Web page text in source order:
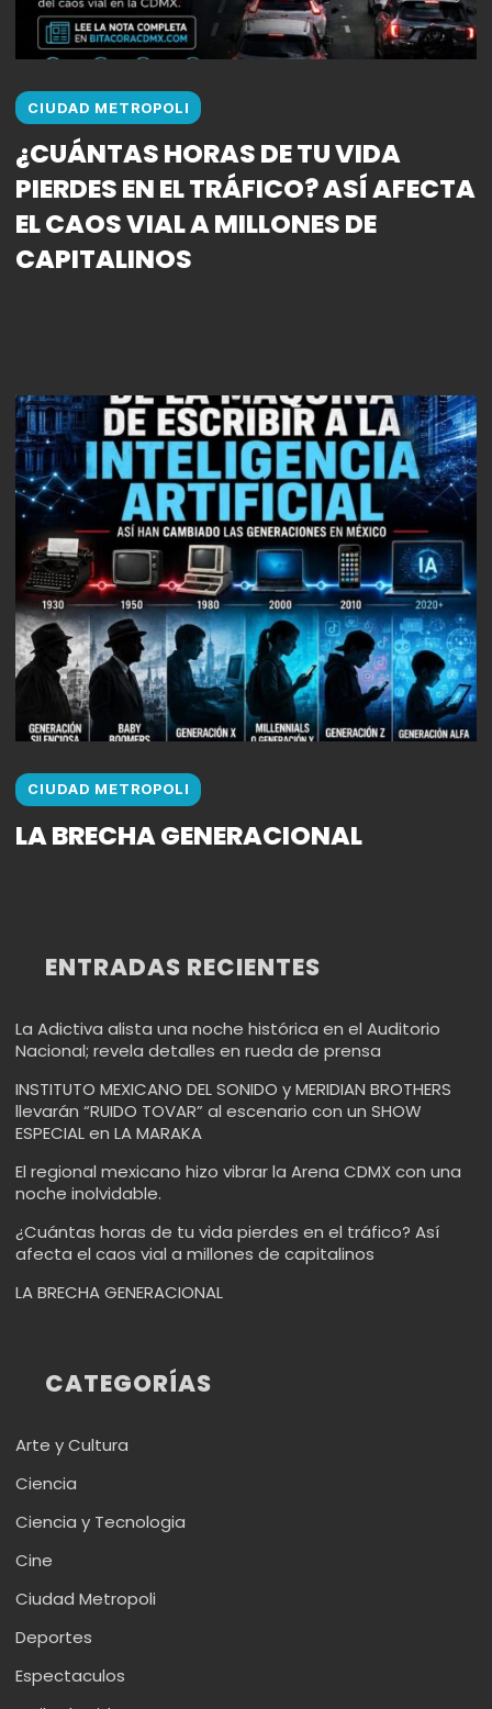
CIUDAD METROPOLI
¿CUÁNTAS HORAS DE TU VIDA
PIERDES EN EL TRÁFICO? ASÍ AFECTA
EL CAOS VIAL A MILLONES DE
CAPITALINOS
CIUDAD METROPOLI
LA BRECHA GENERACIONAL
ENTRADAS RECIENTES
La Adictiva alista una noche histórica en el Auditorio
Nacional; revela detalles en rueda de prensa
INSTITUTO MEXICANO DEL SONIDO y MERIDIAN BROTHERS
llevarán “RUIDO TOVAR” al escenario con un SHOW
ESPECIAL en LA MARAKA
El regional mexicano hizo vibrar la Arena CDMX con una
noche inolvidable.
¿Cuántas horas de tu vida pierdes en el tráfico? Así
afecta el caos vial a millones de capitalinos
LA BRECHA GENERACIONAL
CATEGORÍAS
Arte y Cultura
Ciencia
Ciencia y Tecnologia
Cine
Ciudad Metropoli
Deportes
Espectaculos